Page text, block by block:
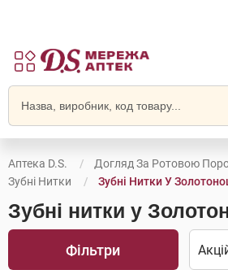
Аптека D.S.
Догляд За Ротовою
Зубні Нитки
Зубні Нитки У
Зубні нитки у
Фільтри